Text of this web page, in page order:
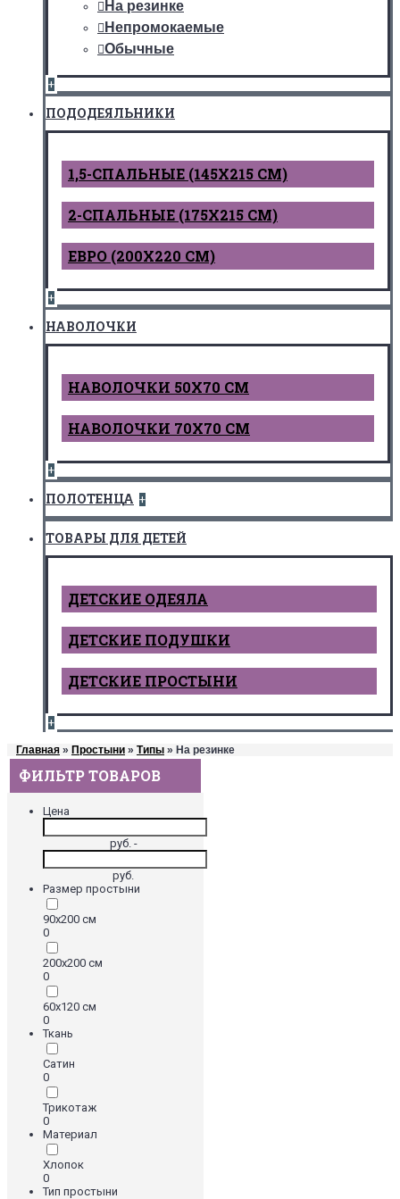
На резинке
Непромокаемые
Обычные
+
ПОДОДЕЯЛЬНИКИ
1,5-СПАЛЬНЫЕ (145Х215 СМ)
2-СПАЛЬНЫЕ (175Х215 СМ)
ЕВРО (200Х220 СМ)
+
НАВОЛОЧКИ
НАВОЛОЧКИ 50Х70 СМ
НАВОЛОЧКИ 70Х70 СМ
+
ПОЛОТЕНЦА +
ТОВАРЫ ДЛЯ ДЕТЕЙ
ДЕТCКИЕ ОДЕЯЛА
ДЕТСКИЕ ПОДУШКИ
ДЕТСКИЕ ПРОСТЫНИ
+
Главная » Простыни » Типы » На резинке
ФИЛЬТР ТОВАРОВ
Цена
руб. -
руб.
Размер простыни
90х200 см
0
200х200 см
0
60х120 см
0
Ткань
Сатин
0
Трикотаж
0
Материал
Хлопок
0
Тип простыни